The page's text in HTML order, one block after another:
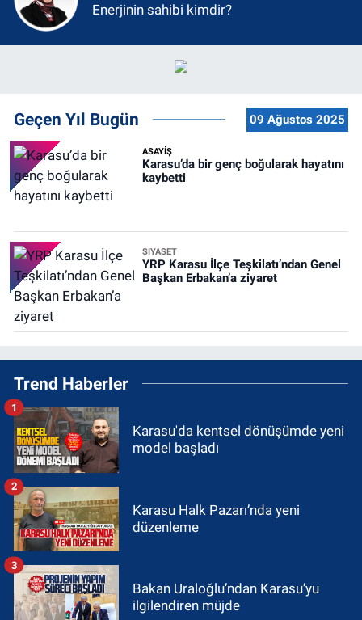
Enerjinin sahibi kimdir?
Geçen Yıl Bugün 09 Ağustos 2025
ASAYİŞ
Karasu’da bir genç boğularak hayatını
kaybetti
SİYASET
YRP Karasu İlçe Teşkilatı’ndan Genel
Başkan Erbakan’a ziyaret
Trend Haberler
Karasu'da kentsel dönüşümde yeni
model başladı
1
Karasu Halk Pazarı’nda yeni
düzenleme
2
Bakan Uraloğlu’ndan Karasu’yu
ilgilendiren müjde
3